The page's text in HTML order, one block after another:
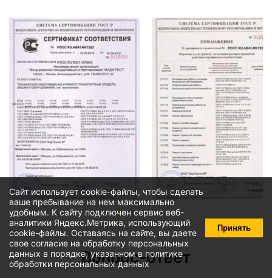
Вопрос-ответ
Сайт использует cookie-файлы, чтобы сделать
ваше пребывание на нем максимально
удобным. К cайту подключен сервис веб-
аналитики Яндекс.Метрика, использующий
cookie-файлы. Оставаясь на сайте, вы даете
свое согласие на обработку персональных
данных в порядке, указанном в политике
обработки персональных данных
Принять